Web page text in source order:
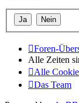
Foren-
Alle Zeiten
Alle
Das Team